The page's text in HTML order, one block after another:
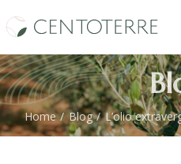
Home Blog L’olio